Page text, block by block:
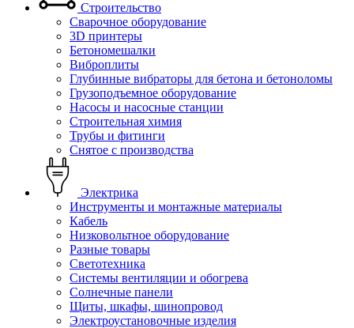
Строительство
Сварочное оборудование
3D принтеры
Бетономешалки
Виброплиты
Глубинные вибраторы для бетона и бетоноломы
Грузоподъемное оборудование
Насосы и насосные станции
Строительная химия
Трубы и фитинги
Снятое с производства
Электрика
Инструменты и монтажные материалы
Кабель
Низковольтное оборудование
Разные товары
Светотехника
Системы вентиляции и обогрева
Солнечные панели
Щиты, шкафы, шинопровод
Электроустановочные изделия